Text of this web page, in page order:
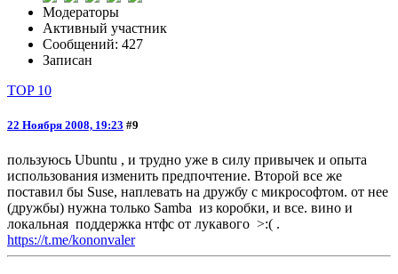
Модераторы
Активный участник
Сообщений: 427
Записан
TOP 10
22 Ноября 2008, 19:23 #9
пользуюсь Ubuntu , и трудно уже в силу привычек и опыта
использования изменить предпочтение. Второй все же
поставил бы Suse, наплевать на дружбу с микрософтом. от нее
(дружбы) нужна только Samba из коробки, и все. вино и
локальная поддержка нтфс от лукавого >:( .
https://t.me/kononvaler